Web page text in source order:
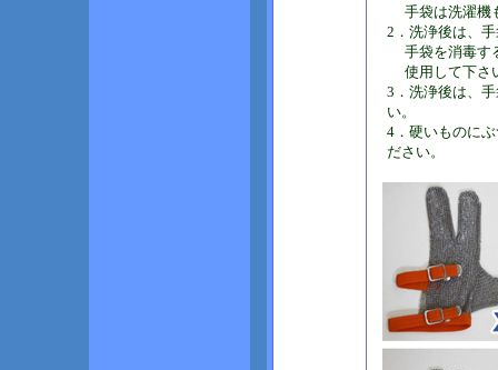
手袋は洗濯機
2．洗浄後は、
手袋を消毒す
使用して下さ
3．洗浄後は、
い。
4．硬いものに
ださい。